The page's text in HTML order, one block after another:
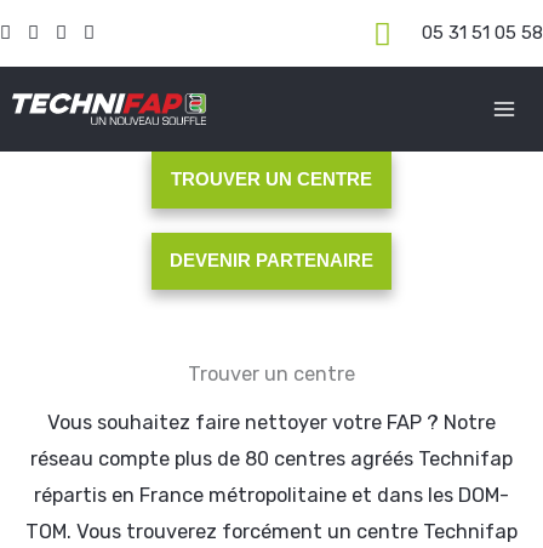
contenu
05 31 51 05 58
TROUVER UN CENTRE
DEVENIR PARTENAIRE
Trouver un centre
Vous souhaitez faire nettoyer votre FAP ? Notre
réseau compte plus de 80 centres agréés Technifap
répartis en France métropolitaine et dans les DOM-
TOM. Vous trouverez forcément un centre Technifap